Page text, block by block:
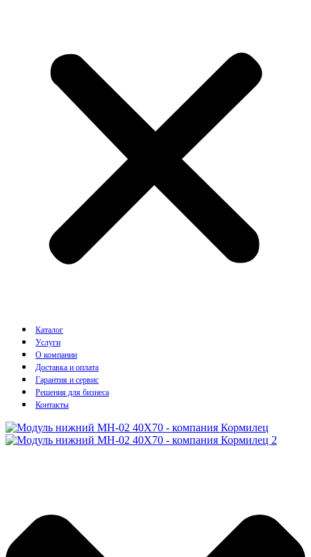
Каталог
Услуги
О компании
Доставка и оплата
Гарантия и сервис
Решения для бизнеса
Контакты